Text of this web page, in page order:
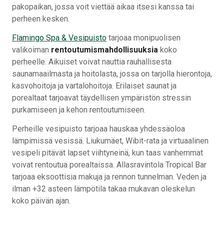
pakopaikan, jossa voit viettää aikaa itsesi kanssa tai
perheen kesken.
Flamingo Spa & Vesipuisto tarjoaa monipuolisen
valikoiman rentoutumismahdollisuuksia koko
perheelle. Aikuiset voivat nauttia rauhallisesta
saunamaailmasta ja hoitolasta, jossa on tarjolla hierontoja,
kasvohoitoja ja vartalohoitoja. Erilaiset saunat ja
porealtaat tarjoavat täydellisen ympäristön stressin
purkamiseen ja kehon rentoutumiseen.
Perheille vesipuisto tarjoaa hauskaa yhdessäoloa
lämpimissä vesissä. Liukumäet, Wibit-rata ja virtuaalinen
vesipeli pitävät lapset viihtyneinä, kun taas vanhemmat
voivat rentoutua porealtaissa. Allasravintola Tropical Bar
tarjoaa eksoottisia makuja ja rennon tunnelman. Veden ja
ilman +32 asteen lämpötila takaa mukavan oleskelun
koko päivän ajan.